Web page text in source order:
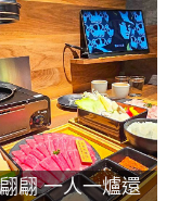
翩 一人一爐還